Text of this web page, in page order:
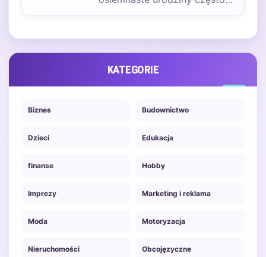
pragną, aby ten dzień był
KATEGORIE
Biznes Budownictwo
Dzieci Edukacja
finanse Hobby
Imprezy Marketing i reklama
Moda Motoryzacja
Nieruchomości Obcojęzyczne